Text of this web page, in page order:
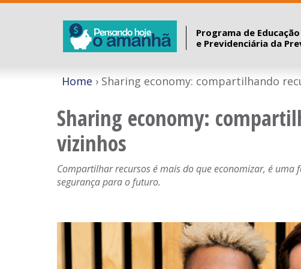
Programa de
e Previdenciária da
Home Sharing economy: compartilhando
Sharing economy:
vizinhos
Compartilhar recursos é mais do que economizar, é
segurança para o futuro.